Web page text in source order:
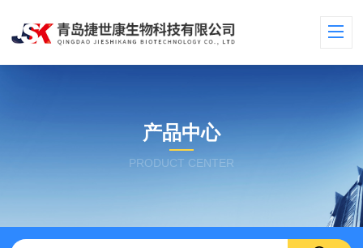
产品中心
PRODUCT CENTER